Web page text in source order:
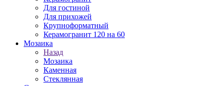
Для гостиной
Для прихожей
Крупноформатный
Керамогранит 120 на 60
Мозаика
Назад
Мозаика
Каменная
Стеклянная